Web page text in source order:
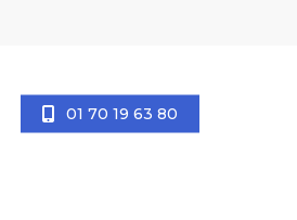
01 70 19 63 80